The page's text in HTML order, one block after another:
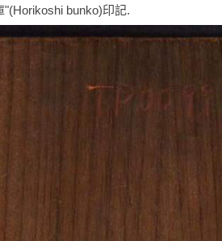
bunko)印記.